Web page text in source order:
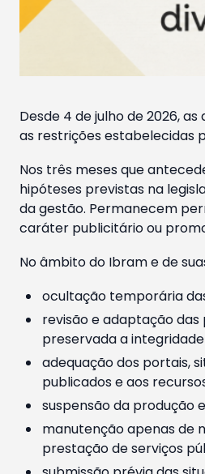
Desde 4 de julho de 2026,
as restrições estabelecidas
Nos três meses que
hipóteses previstas na
da gestão. Permanecem
caráter publicitário ou
No âmbito do Ibram e de
ocultação temporária
revisão e adaptação
preservada a
adequação dos portais,
publicados e aos
suspensão da produção
manutenção apenas de
prestação de serviços